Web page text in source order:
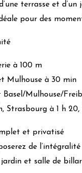
des producteurs
du patrimoine
(niveaux des feuilles) sont
en prenant en compte,
terrasse et
pour des
à 100 m
Mulhouse à 30 min
Basel/Mulhouse/
Strasbourg à 1 h
et privatisé
de
jardin et salle de